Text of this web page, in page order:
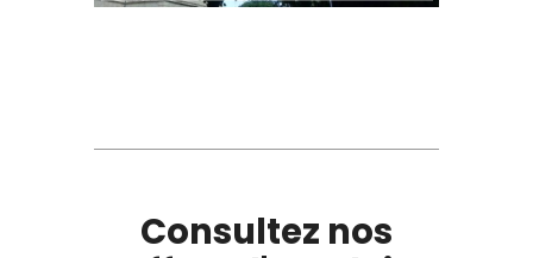
Consultez nos